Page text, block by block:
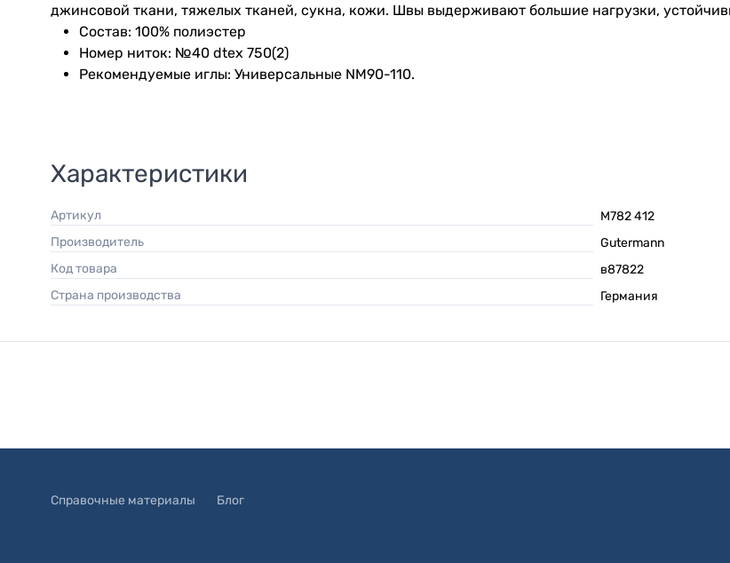
джинсовой ткани, тяжелых тканей, сукна, кожи. Швы выдерживают большие нагрузки,
Состав: 100% полиэстер
Номер ниток: №40 dtex 750(2)
Рекомендуемые иглы: Универсальные NM90-110.
Характеристики
Артикул
M782 412
Производитель
Gutermann
Код товара
в87822
Страна производства
Германия
Справочные материалы Блог